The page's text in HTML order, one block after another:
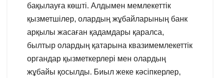
бақылауға көшті. Алдымен мемлекеттік
қызметшілер, олардың жұбайларының банк
арқылы жасаған қадамдары қаралса,
былтыр олардың қатарына квазимемлекеттік
органдар қызметкерлері мен олардың
жұбайы қосылды. Биыл жеке кәсіпкерлер,